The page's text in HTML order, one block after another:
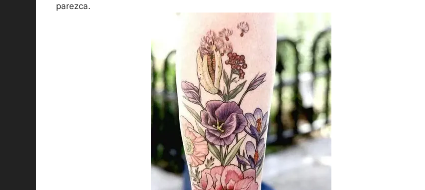
parezca.